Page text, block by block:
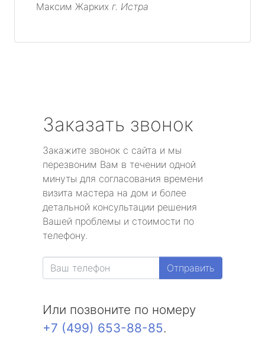
Максим Жарких г. Истра
Заказать звонок
Закажите звонок с сайта и мы
перезвоним Вам в течении одной
минуты для согласования времени
визита мастера на дом и более
детальной консультации решения
Вашей проблемы и стоимости по
телефону.
Отправить
Или позвоните по номеру
+7 (499) 653-88-85.